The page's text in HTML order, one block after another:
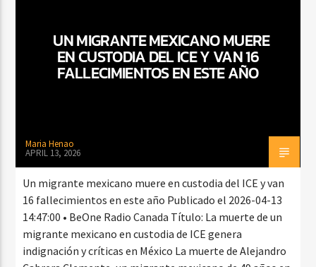
CURRENT SHOW
BACHATA Y VALLENATO
UN MIGRANTE MEXICANO MUERE
EN CUSTODIA DEL ICE Y VAN 16
FALLECIMIENTOS EN ESTE AÑO
Maria Henao
APRIL 13, 2026
Un migrante mexicano muere en custodia del ICE y van
16 fallecimientos en este año Publicado el 2026-04-13
14:47:00 • BeOne Radio Canada Título: La muerte de un
migrante mexicano en custodia de ICE genera
indignación y críticas en México La muerte de Alejandro